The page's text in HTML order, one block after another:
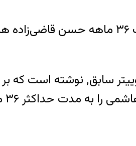
مارک میلر، وزیر مهاجرت کانادا، روز دوشنبه
وزیر مهاجرت کانادا در حساب کاربری